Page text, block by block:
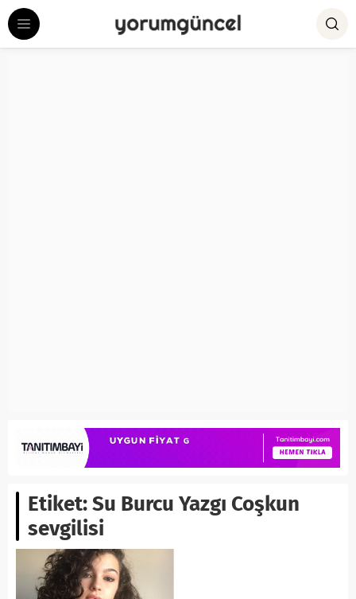
Etiket:Su Burcu Yazgı Coşkun
sevgilisi